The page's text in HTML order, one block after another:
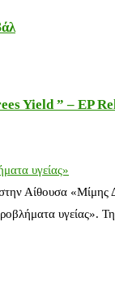
Yield ” – EP
υγείας»
στην Αίθουσα
υγείας».